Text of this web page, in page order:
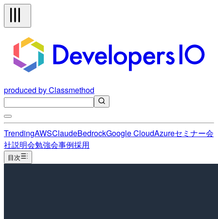
produced by Classmethod
TrendingAWSClaudeBedrockGoogle CloudAzureセミナー会
社説明会勉強会事例採用
目次